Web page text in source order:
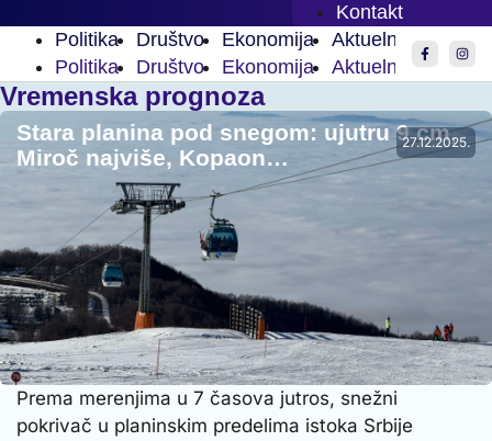
Kontakt
Politika
Društvo Ekonomija Aktuelnosti
Politika
Društvo Ekonomija Aktuelnosti Sport
Vremenska prognoza
27.12.2025.
Stara planina pod snegom: ujutru 9 cm,
Miroč najviše, Kopaon…
Prema merenjima u 7 časova jutros, snežni
pokrivač u planinskim predelima istoka Srbije